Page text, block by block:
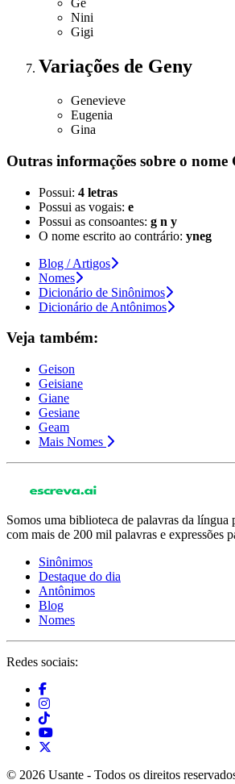
Gê
Nini
Gigi
Variações de Geny
Genevieve
Eugenia
Gina
Outras informações sobre o nome
Possui: 4 letras
Possui as vogais: e
Possui as consoantes: g n y
O nome escrito ao contrário: yneg
Blog / Artigos
Nomes
Dicionário de Sinônimos
Dicionário de Antônimos
Veja também:
Geison
Geisiane
Giane
Gesiane
Geam
Mais Nomes
Somos uma biblioteca de palavras da língua
com mais de 200 mil palavras e expressões
Sinônimos
Destaque do dia
Antônimos
Blog
Nomes
Redes sociais:
© 2026 Usante - Todos os direitos